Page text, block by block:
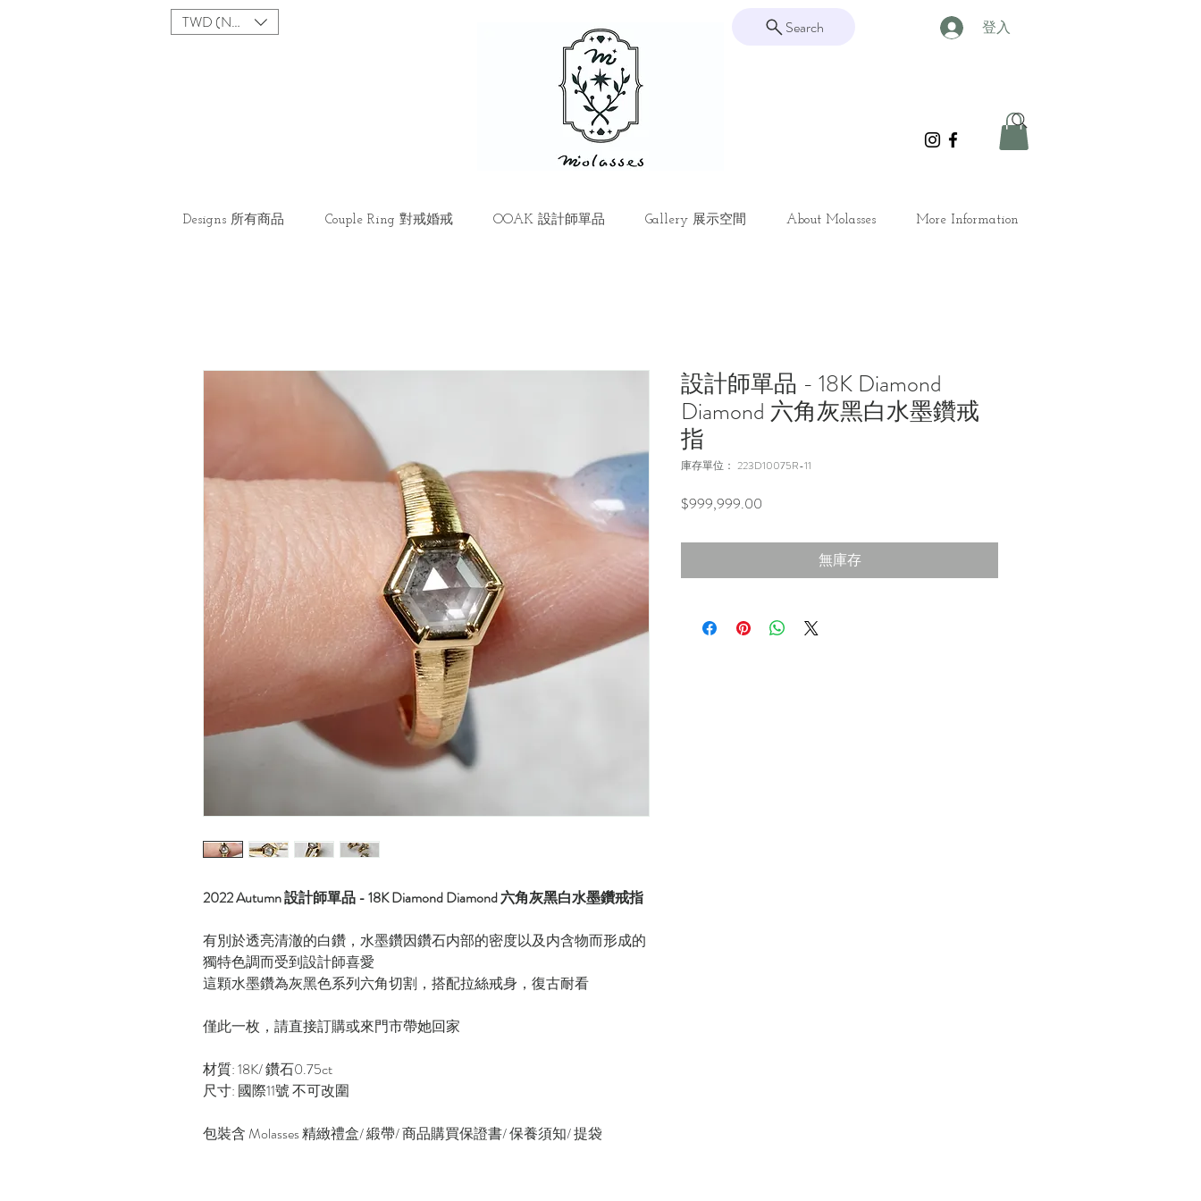
TWD (NT$) 登入
Search
Designs 所有商品 Couple Ring 對戒婚戒 OOAK 設計師單品 Gallery 展示空間 About Molasses More Information
2022 Autumn 設計師單品 - 18K Diamond Diamond 六角灰黑白水墨鑽戒指
有別於透亮清澈的白鑽，水墨鑽因鑽石内部的密度以及内含物而形成的
獨特色調而受到設計師喜愛
這顆水墨鑽為灰黑色系列六角切割，搭配拉絲戒身，復古耐看
僅此一枚，請直接訂購或來門市帶她回家
材質: 18K/ 鑽石0.75ct
尺寸: 國際11號 不可改圍
包裝含 Molasses 精緻禮盒/ 緞帶/ 商品購買保證書/ 保養須知/ 提袋
設計師單品 - 18K Diamond
Diamond 六角灰黑白水墨鑽戒
指
庫存單位： 223D10075R-11
$999,999.00
無庫存